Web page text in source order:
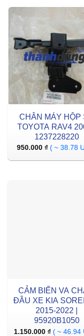
CHÂN MÁY HỘP
TOYOTA RAV4
1237228220
950.000 ₫ ( ~ 38.78
CẢM BIẾN VA
ĐẦU XE KIA
2015-2022 |
95920B1050
1.150.000 ₫ ( ~ 46.94